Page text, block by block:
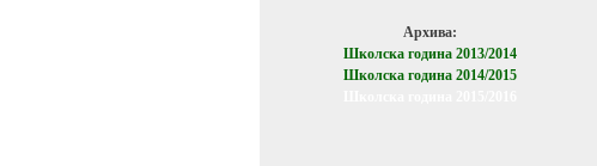
Архива:
Школска година 2013/2014
Школска година 2014/2015